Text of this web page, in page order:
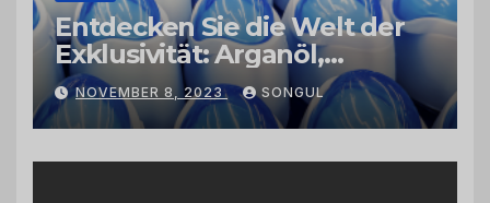
Entdecken Sie die Welt der
Exklusivität: Arganöl,
Kaktusfeigenkernöl und
Schwarzkümmelöl von
vertrauenswürdigen
Großhändlern und Anbietern
NOVEMBER 8, 2023 SONGUL